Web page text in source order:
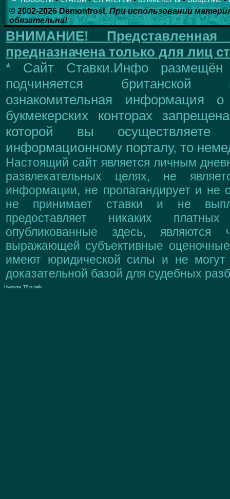
© 2002-2026 Demonfrost.При использовании
обязательна!
ВНИМАНИЕ!
предназначена только для лиц
* Сайт Ставки.Инфо размещён
подчиняется британской
ознакомительная информация
букмекерских конторах
которой вы
информационному порталу, то
Настоящий сайт является личным
развлекательных целях, не
информации, не пропагандирует и не
не принимает ставки и не
предоставляет никаких
опубликованные здесь, являются
выражающей субъективные
имеют юридической силы и не могут
доказательной базой для судебных
Livescore, ТВ онлайн